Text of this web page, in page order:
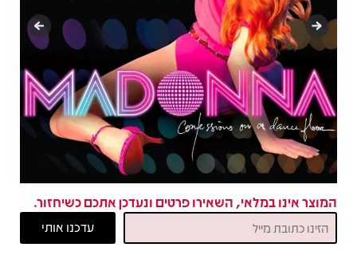
המוצר אינו במלאי, השאירו פרטים ונעדכן אתכם כשיחזור.